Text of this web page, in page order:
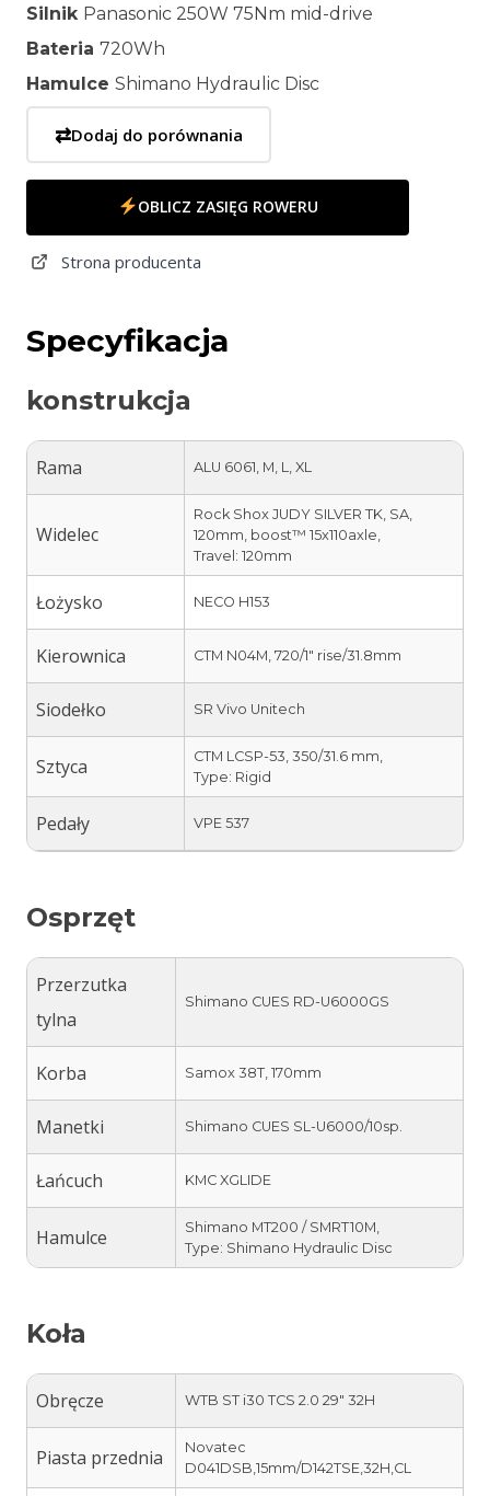
Silnik Panasonic 250W 75Nm mid-drive
Bateria 720Wh
Hamulce Shimano Hydraulic Disc
⇄Dodaj do porównania
OBLICZ ZASIĘG ROWERU
Strona producenta
Specyfikacja
konstrukcja
Rama ALU 6061, M, L, XL
Widelec
Rock Shox JUDY SILVER TK, SA,
120mm, boost™ 15x110axle,
Travel: 120mm
Łożysko NECO H153
Kierownica CTM N04M, 720/1″ rise/31.8mm
Siodełko SR Vivo Unitech
Sztyca
CTM LCSP-53, 350/31.6 mm,
Type: Rigid
Pedały VPE 537
Osprzęt
Przerzutka
tylna
Shimano CUES RD-U6000GS
Korba Samox 38T, 170mm
Manetki Shimano CUES SL-U6000/10sp.
Łańcuch KMC XGLIDE
Hamulce
Shimano MT200 / SMRT10M,
Type: Shimano Hydraulic Disc
Koła
Obręcze WTB ST i30 TCS 2.0 29″ 32H
Piasta przednia
Novatec
D041DSB,15mm/D142TSE,32H,CL